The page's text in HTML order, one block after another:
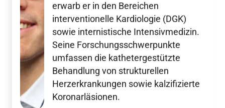
erwarb er in den Bereichen
interventionelle Kardiologie (DGK)
sowie internistische Intensivmedizin.
Seine Forschungsschwerpunkte
umfassen die kathetergestützte
Behandlung von strukturellen
Herzerkrankungen sowie kalzifizierte
Koronarläsionen.